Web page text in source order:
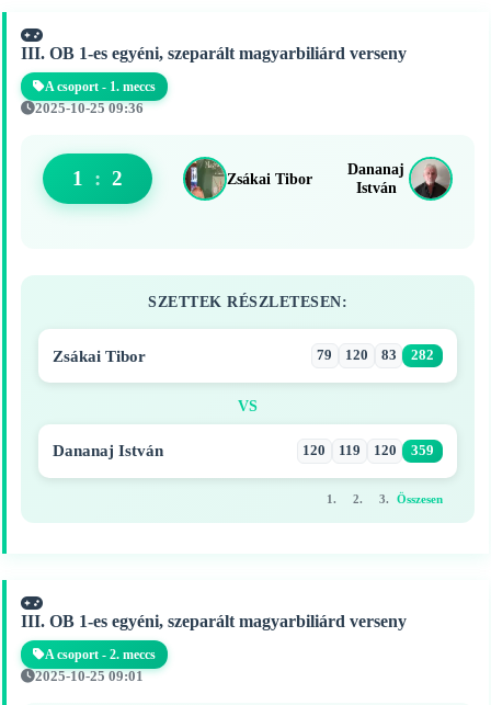
III. OB 1-es egyéni, szeparált magyarbiliárd verseny
A csoport - 1. meccs
2025-10-25 09:36
Zsákai Tibor
1 : 2
Dananaj
István
SZETTEK RÉSZLETESEN:
Zsákai Tibor 79 120 83 282
VS
Dananaj István 120 119 120 359
1. 2. 3. Összesen
III. OB 1-es egyéni, szeparált magyarbiliárd verseny
A csoport - 2. meccs
2025-10-25 09:01